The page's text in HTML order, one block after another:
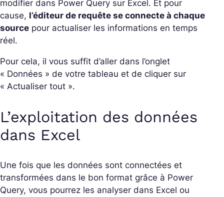
modifier dans Power Query sur Excel. Et pour
cause, l’éditeur de requête se connecte à chaque
source pour actualiser les informations en temps
réel.
Pour cela, il vous suffit d’aller dans l’onglet
« Données » de votre tableau et de cliquer sur
« Actualiser tout ».
L’exploitation des données
dans Excel
Une fois que les données sont connectées et
transformées dans le bon format grâce à Power
Query, vous pourrez les analyser dans Excel ou